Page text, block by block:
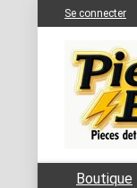
Se connecter
Boutique